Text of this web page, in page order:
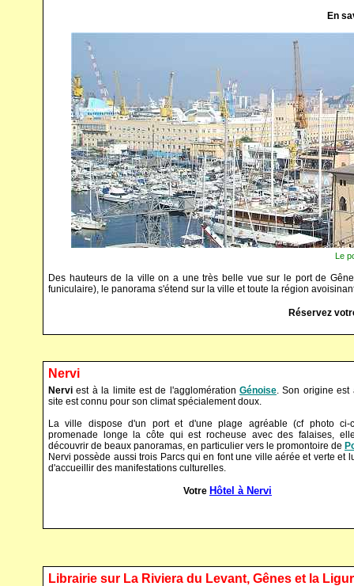
En
Le
Des hauteurs de la ville on a une très belle vue sur le port de
funiculaire), le panorama s'étend sur la ville et toute la région
Réservez
Nervi
Nervi est à la limite est de l'agglomérationGénoise. Son origine est
site est connu pour son climat spécialement doux.
La ville dispose d'un port et d'une plage agréable (cf photo ci-
promenade longe la côte qui est rocheuse avec des falaises,
découvrir de beaux panoramas, en particulier vers le promontoire de
Nervi possède aussi trois Parcs qui en font une ville aérée et verte et
d'accueillir des manifestations culturelles.
Votre Hôtel à Nervi
Librairie sur La Riviera du Levant, Gênes et la